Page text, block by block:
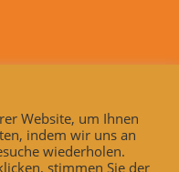
Website, um Ihnen
indem wir uns an
wiederholen.
stimmen Sie der